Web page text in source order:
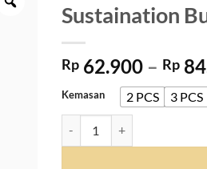
Sustaination
Rp 62.900 – Rp
Kemasan 2 PCS 3 PCS